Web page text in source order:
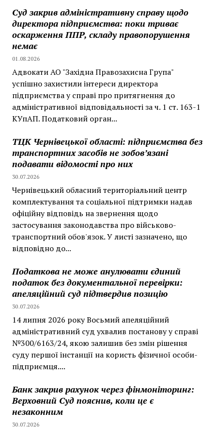
Суд закрив адміністративну справу щодо
директора підприємства: поки триває
оскарження ППР, складу правопорушення
немає
01.08.2026
Адвокати АО "Західна Правозахисна Група"
успішно захистили інтереси директора
підприємства у справі про притягнення до
адміністративної відповідальності за ч. 1 ст. 163-1
КУпАП. Податковий орган...
ТЦК Чернівецької області: підприємства без
транспортних засобів не зобов’язані
подавати відомості про них
30.07.2026
Чернівецький обласний територіальний центр
комплектування та соціальної підтримки надав
офіційну відповідь на звернення щодо
застосування законодавства про військово-
транспортний обов'язок. У листі зазначено, що
відповідно до...
Податкова не може анулювати єдиний
податок без документальної перевірки:
апеляційний суд підтвердив позицію
30.07.2026
14 липня 2026 року Восьмий апеляційний
адміністративний суд ухвалив постанову у справі
№300/6163/24, якою залишив без змін рішення
суду першої інстанції на користь фізичної особи-
підприємця....
Банк закрив рахунок через фінмоніторинг:
Верховний Суд пояснив, коли це є
незаконним
30.07.2026